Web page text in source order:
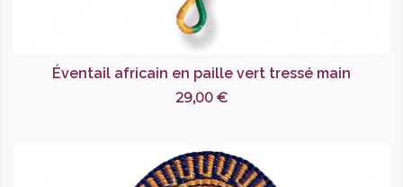
Éventail africain en paille vert tressé main
29,00 €